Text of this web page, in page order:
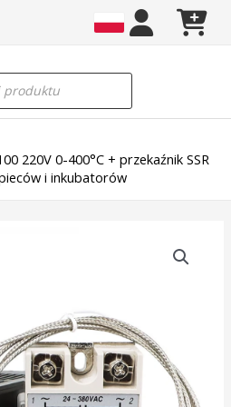
220V 0-400°C + przekaźnik SSR
i inkubatorów